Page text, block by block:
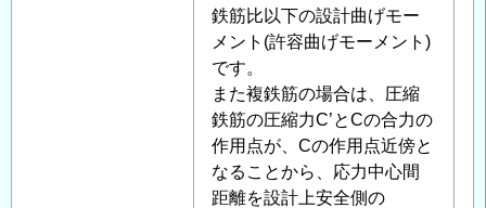
鉄筋比以下の設計曲げモー
メント(許容曲げモーメント)
です。
また複鉄筋の場合は、圧縮
鉄筋の圧縮力C’とCの合力の
作用点が、Cの作用点近傍と
なることから、応力中心間
距離を設計上安全側の